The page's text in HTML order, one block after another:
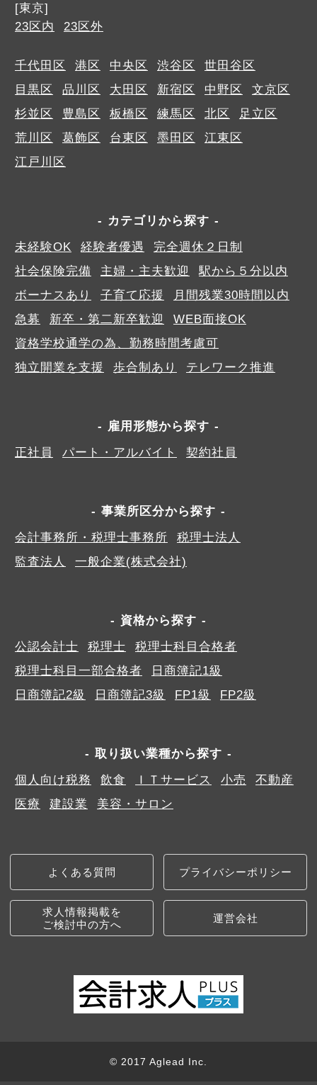
[東京]
23区内
23区外
千代田区 港区 中央区 渋谷区
世田谷区
目黒区
品川区 大田区 新宿区 中野区
文京区
杉並区
豊島区 板橋区 練馬区 北区
足立区
荒川区
葛飾区 台東区 墨田区
江東区
江戸川区
カテゴリから探す
未経験OK
経験者優遇
完全週休２日制
社会保険完備
主婦・主夫歓迎
駅から５分以内
ボーナスあり
子育て応援
月間残業30時間以内
急募
新卒・第二新卒歓迎
WEB面接OK
資格学校通学の為、勤務時間考慮可
独立開業を支援
歩合制あり テレワーク推進
雇用形態から探す
正社員
パート・アルバイト 契約社員
事業所区分から探す
会計事務所・税理士事務所
税理士法人
監査法人
一般企業(株式会社)
資格から探す
公認会計士
税理士
税理士科目合格者
税理士科目一部合格者
日商簿記1級
日商簿記2級
日商簿記3級 FP1級 FP2級
取り扱い業種から探す
個人向け税務
飲食 ＩＴサービス 小売
不動産
医療
建設業 美容・サロン
よくある質問 プライバシーポリシー
求人情報掲載を
ご検討中の方へ
運営会社
© 2017 Aglead Inc.